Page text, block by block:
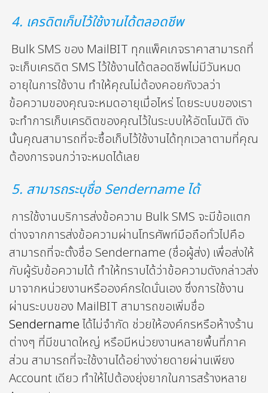
4. เครดิตเก็บไว้ใช้งานได้ตลอดชีพ
Bulk SMS ของ MailBIT ทุกแพ็คเกจราคาสามารถที่
จะเก็บเครดิต SMS ไว้ใช้งานได้ตลอดชีพไม่มีวันหมด
อายุในการใช้งาน ทำให้คุณไม่ต้องคอยกังวลว่า
ข้อความของคุณจะหมดอายุเมื่อไหร่ โดยระบบของเรา
จะทำการเก็บเครดิตของคุณไว้ในระบบให้อัตโนมัติ ดัง
นั้นคุณสามารถที่จะซื้อเก็บไว้ใช้งานได้ทุกเวลาตามที่คุณ
ต้องการจนกว่าจะหมดได้เลย
5. สามารถระบุชื่อ Sendername ได้
การใช้งานบริการส่งข้อความ Bulk SMS จะมีข้อแตก
ต่างจากการส่งข้อความผ่านโทรศัพท์มือถือทั่วไปคือ
สามารถที่จะตั้งชื่อ Sendername (ชื่อผู้ส่ง) เพื่อส่งให้
กับผู้รับข้อความได้ ทำให้ทราบได้ว่าข้อความดังกล่าวส่ง
มาจากหน่วยงานหรือองค์กรใดนั่นเอง ซึ่งการใช้งาน
ผ่านระบบของ MailBIT สามารถขอเพิ่มชื่อ
Sendernameได้ไม่จำกัด ช่วยให้องค์กรหรือห้างร้าน
ต่างๆ ที่มีขนาดใหญ่ หรือมีหน่วยงานหลายพื้นที่ภาค
ส่วน สามารถที่จะใช้งานได้อย่างง่ายดายผ่านเพียง
Account เดียว ทำให้ไปต้องยุ่งยากในการสร้างหลาย